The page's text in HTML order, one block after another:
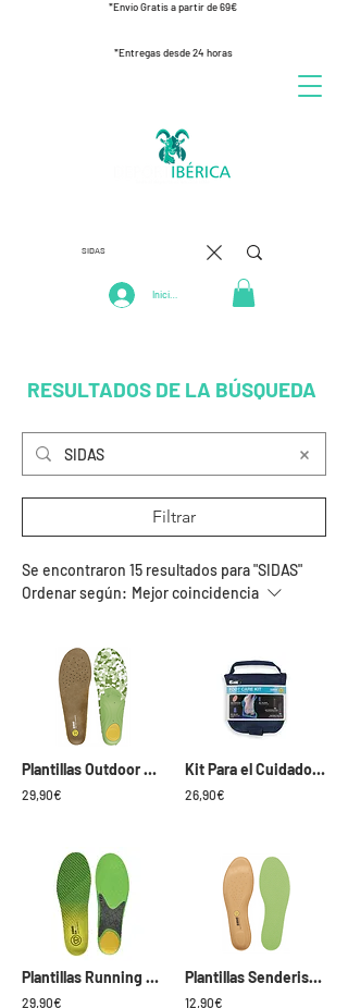
*Envío Gratis a partir de 69€
*Entregas desde 24 horas
Iniciar Sesión
RESULTADOS DE LA BÚSQUEDA
Filtrar
Se encontraron 15 resultados para "SIDAS"
Ordenar según: Mejor coincidencia
Plantillas Outdoor Sidas 3D
29,90€
Kit Para el Cuidado de los Pies Sidas
26,90€
Plantillas Running Sidas 3D Sense
29,90€
Plantillas Senderismo Sidas Outdoor Memory
12,90€